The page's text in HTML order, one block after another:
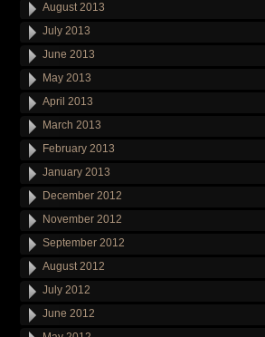
August 2013
July 2013
June 2013
May 2013
April 2013
March 2013
February 2013
January 2013
December 2012
November 2012
September 2012
August 2012
July 2012
June 2012